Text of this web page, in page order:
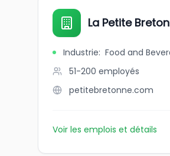
La Petite
Industrie: Food and
51-200 employés
petitebretonne.com
Voir les emplois et détails